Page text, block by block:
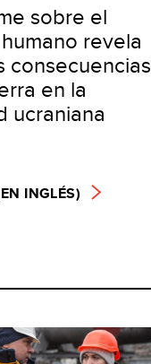
sobre el
revela
consecuencias
en la
ucraniana
INGLÉS)